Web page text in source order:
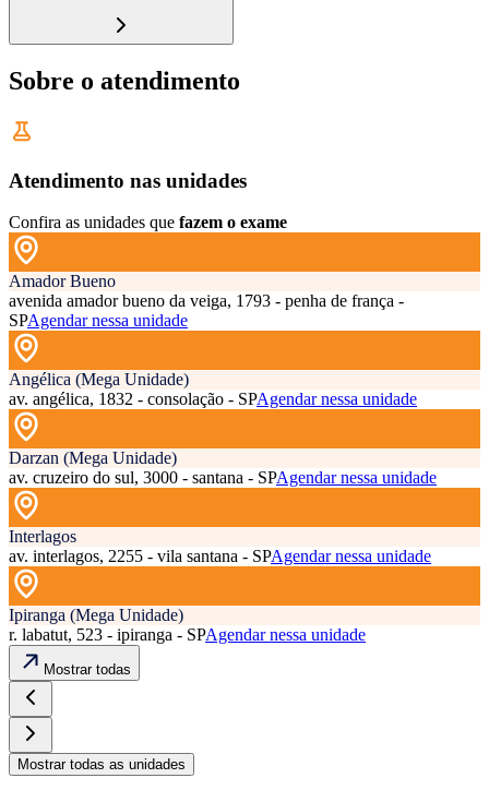
Sobre o atendimento
Atendimento nas unidades
Confira as unidades que fazem o exame
Amador Bueno
avenida amador bueno da veiga, 1793 - penha de frança -
SPAgendar nessa unidade
Angélica (Mega Unidade)
av. angélica, 1832 - consolação - SPAgendar nessa unidade
Darzan (Mega Unidade)
av. cruzeiro do sul, 3000 - santana - SPAgendar nessa unidade
Interlagos
av. interlagos, 2255 - vila santana - SPAgendar nessa unidade
Ipiranga (Mega Unidade)
r. labatut, 523 - ipiranga - SPAgendar nessa unidade
Mostrar todas
Mostrar todas as unidades